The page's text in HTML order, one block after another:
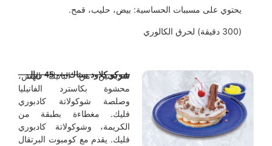
يحتوي على مسببات الحساسية: بيض، حليب، قمح.
شوكو كلاود ستاك---- 45 ريال
شريحتين من البانيك الهش،
محشوة بكاسترد الفانيليا
وصلصة شوكولاتة كادبوري
فليك. مغطاءة بطبقة من
الكريمة، وشوكولاتة كادبوري
فليك. يقدم مع كومبوت البرتقال